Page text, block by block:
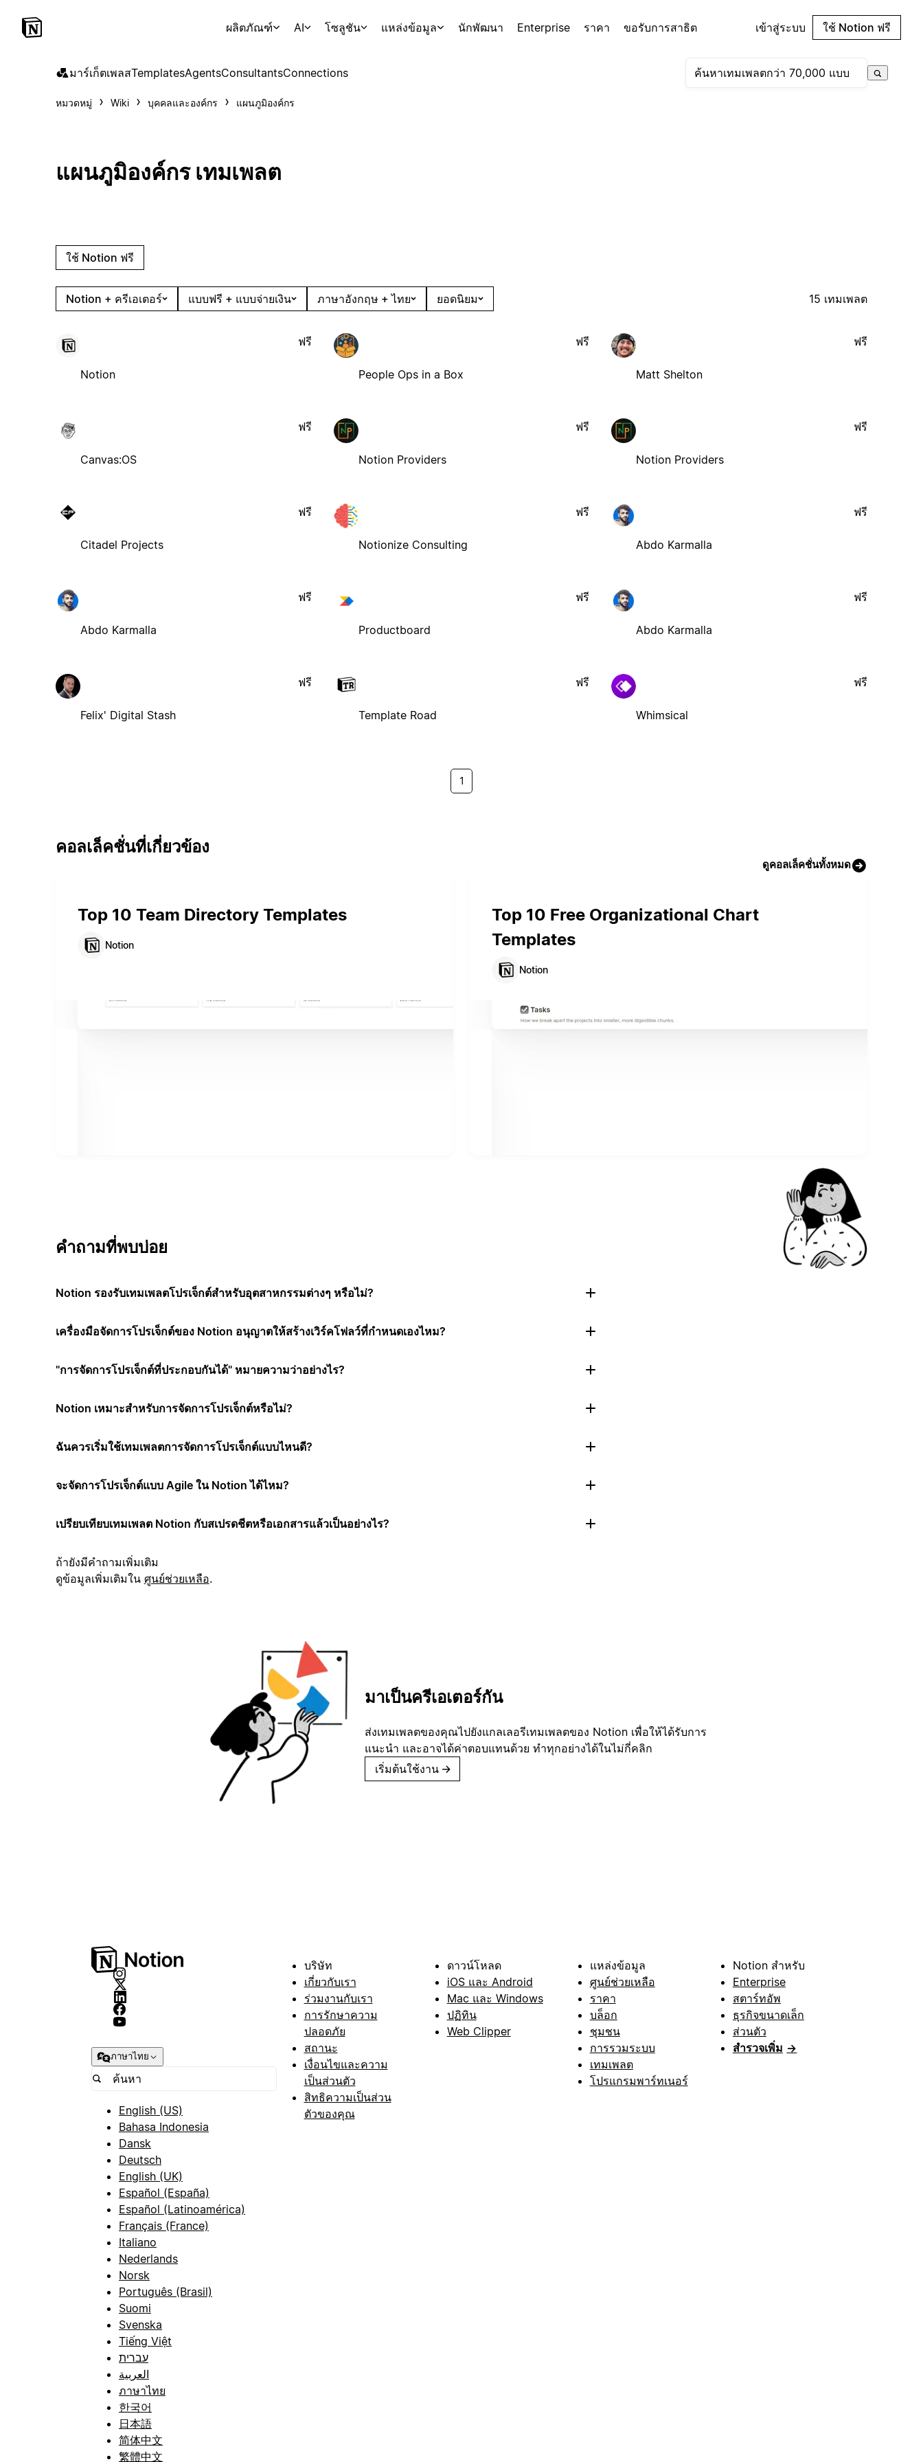
ผลิตภัณฑ์ AI โซลูชัน แหล่งข้อมูล นักพัฒนา Enterprise ราคา ขอรับการสาธิต เข้าสู่ระบบ ใช้ Notion ฟรี
มาร์เก็ตเพลสTemplatesAgentsConsultantsConnections
หมวดหมู่ Wiki บุคคลและองค์กร แผนภูมิองค์กร
แผนภูมิองค์กร เทมเพลต
ใช้ Notion ฟรี
Notion + ครีเอเตอร์ แบบฟรี + แบบจ่ายเงิน ภาษาอังกฤษ + ไทย ยอดนิยม 15 เทมเพลต
Notion
ฟรี
People Ops in a Box
ฟรี
Matt Shelton
ฟรี
Canvas:OS
ฟรี
Notion Providers
ฟรี
Notion Providers
ฟรี
Citadel Projects
ฟรี
Notionize Consulting
ฟรี
Abdo Karmalla
ฟรี
Abdo Karmalla
ฟรี
Productboard
ฟรี
Abdo Karmalla
ฟรี
Felix' Digital Stash
ฟรี
Template Road
ฟรี
Whimsical
ฟรี
1
คอลเล็คชั่นที่เกี่ยวข้อง
ดูคอลเล็คชั่นทั้งหมด
Top 10 Team Directory Templates
Notion
Top 10 Free Organizational Chart
Templates
Notion
คำถามที่พบบ่อย
Notion รองรับเทมเพลตโปรเจ็กต์สำหรับอุตสาหกรรมต่างๆ หรือไม่?
เครื่องมือจัดการโปรเจ็กต์ของ Notion อนุญาตให้สร้างเวิร์คโฟลว์ที่กำหนดเองไหม?
"การจัดการโปรเจ็กต์ที่ประกอบกันได้" หมายความว่าอย่างไร?
Notion เหมาะสำหรับการจัดการโปรเจ็กต์หรือไม่?
ฉันควรเริ่มใช้เทมเพลตการจัดการโปรเจ็กต์แบบไหนดี?
จะจัดการโปรเจ็กต์แบบ Agile ใน Notion ได้ไหม?
เปรียบเทียบเทมเพลต Notion กับสเปรดชีตหรือเอกสารแล้วเป็นอย่างไร?
ถ้ายังมีคำถามเพิ่มเติม
ดูข้อมูลเพิ่มเติมใน ศูนย์ช่วยเหลือ.
มาเป็นครีเอเตอร์กัน
ส่งเทมเพลตของคุณไปยังแกลเลอรีเทมเพลตของ Notion เพื่อให้ได้รับการ
แนะนำ และอาจได้ค่าตอบแทนด้วย ทำทุกอย่างได้ในไม่กี่คลิก
เริ่มต้นใช้งาน →
ภาษาไทย
English (US)
Bahasa Indonesia
Dansk
Deutsch
English (UK)
Español (España)
Español (Latinoamérica)
Français (France)
Italiano
Nederlands
Norsk
Português (Brasil)
Suomi
Svenska
Tiếng Việt
עברית
العربية
ภาษาไทย
한국어
日本語
简体中文
繁體中文
บริษัท
เกี่ยวกับเรา
ร่วมงานกับเรา
การรักษาความ
ปลอดภัย
สถานะ
เงื่อนไขและความ
เป็นส่วนตัว
สิทธิความเป็นส่วน
ตัวของคุณ
ดาวน์โหลด
iOS และ Android
Mac และ Windows
ปฏิทิน
Web Clipper
แหล่งข้อมูล
ศูนย์ช่วยเหลือ
ราคา
บล็อก
ชุมชน
การรวมระบบ
เทมเพลต
โปรแกรมพาร์ทเนอร์
Notion สำหรับ
Enterprise
สตาร์ทอัพ
ธุรกิจขนาดเล็ก
ส่วนตัว
สำรวจเพิ่ม →